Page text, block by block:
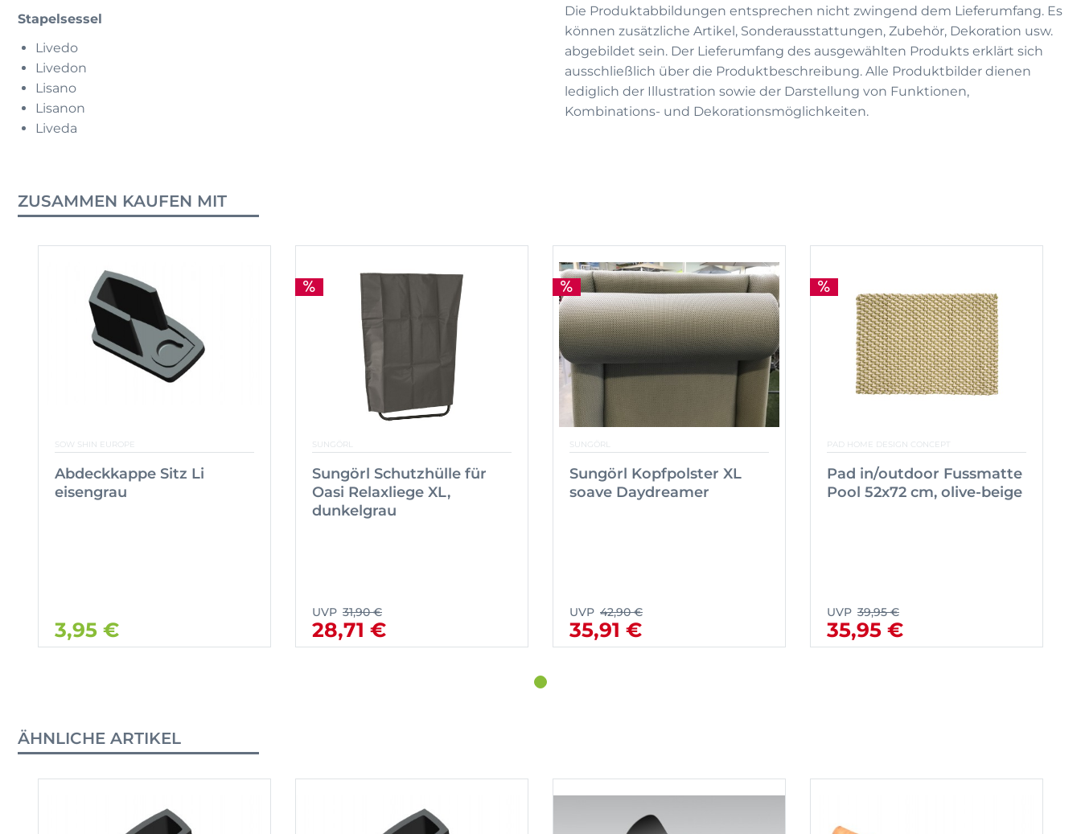
Stapelsessel
Livedo
Livedon
Lisano
Lisanon
Liveda
Die Produktabbildungen entsprechen nicht zwingend dem Lieferumfang. Es
können zusätzliche Artikel, Sonderausstattungen, Zubehör, Dekoration usw.
abgebildet sein. Der Lieferumfang des ausgewählten Produkts erklärt sich
ausschließlich über die Produktbeschreibung. Alle Produktbilder dienen
lediglich der Illustration sowie der Darstellung von Funktionen,
Kombinations- und Dekorationsmöglichkeiten.
ZUSAMMEN KAUFEN MIT
SOW SHIN EUROPE
Abdeckkappe Sitz Li
eisengrau
3,95 €
SUNGÖRL
Sungörl Schutzhülle für
Oasi Relaxliege XL,
dunkelgrau
UVP 31,90 €
28,71 €
SUNGÖRL
Sungörl Kopfpolster XL
soave Daydreamer
UVP 42,90 €
35,91 €
PAD HOME DESIGN CONCEPT
Pad in/outdoor Fussmatte
Pool 52x72 cm, olive-beige
UVP 39,95 €
35,95 €
ÄHNLICHE ARTIKEL